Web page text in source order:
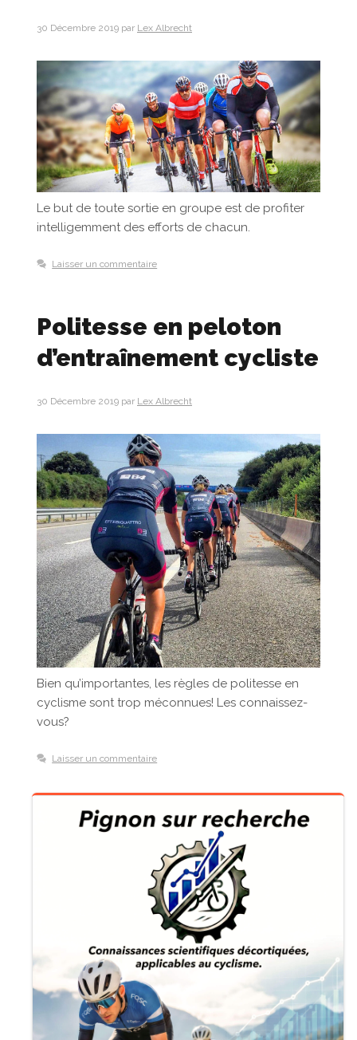
30 Décembre 2019 par Lex Albrecht
Le but de toute sortie en groupe est de profiter
intelligemment des efforts de chacun.
Laisser un commentaire
Politesse en peloton
d’entraînement cycliste
30 Décembre 2019 par Lex Albrecht
Bien qu’importantes, les règles de politesse en
cyclisme sont trop méconnues! Les connaissez-
vous?
Laisser un commentaire